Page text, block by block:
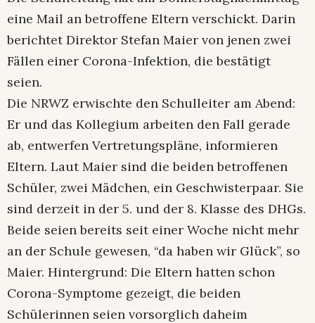
eine Mail an betroffene Eltern verschickt. Darin
berichtet Direktor Stefan Maier von jenen zwei
Fällen einer Corona-Infektion, die bestätigt
seien.
Die NRWZ erwischte den Schulleiter am Abend:
Er und das Kollegium arbeiten den Fall gerade
ab, entwerfen Vertretungspläne, informieren
Eltern. Laut Maier sind die beiden betroffenen
Schüler, zwei Mädchen, ein Geschwisterpaar. Sie
sind derzeit in der 5. und der 8. Klasse des DHGs.
Beide seien bereits seit einer Woche nicht mehr
an der Schule gewesen, “da haben wir Glück”, so
Maier. Hintergrund: Die Eltern hatten schon
Corona-Symptome gezeigt, die beiden
Schülerinnen seien vorsorglich daheim